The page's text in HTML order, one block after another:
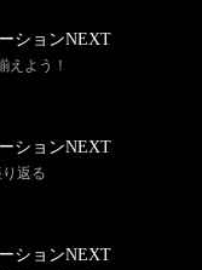
ションNEXT
えよう！
ションNEXT
返る
ションNEXT